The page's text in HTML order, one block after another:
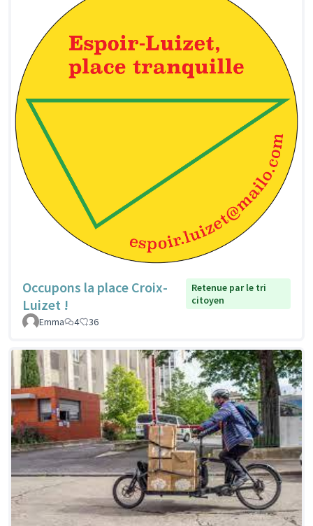
Occupons la place Croix-
Luizet !
Retenue par le tri
citoyen
Emma
4 36